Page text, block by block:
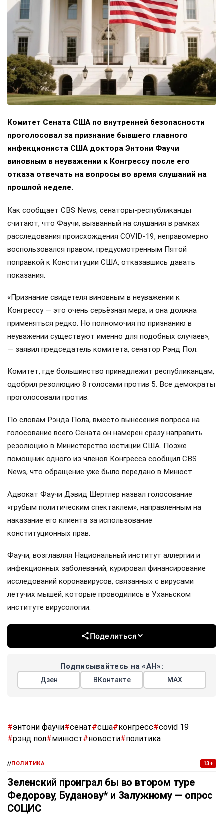
Комитет Сената США по внутренней безопасности
проголосовал за признание бывшего главного
инфекциониста США доктора Энтони Фаучи
виновным в неуважении к Конгрессу после его
отказа отвечать на вопросы во время слушаний на
прошлой неделе.
Как сообщает CBS News, сенаторы-республиканцы
считают, что Фаучи, вызванный на слушания в рамках
расследования происхождения COVID-19, неправомерно
воспользовался правом, предусмотренным Пятой
поправкой к Конституции США, отказавшись давать
показания.
«Признание свидетеля виновным в неуважении к
Конгрессу — это очень серьёзная мера, и она должна
применяться редко. Но полномочия по признанию в
неуважении существуют именно для подобных случаев»,
— заявил председатель комитета, сенатор Рэнд Пол.
Комитет, где большинство принадлежит республиканцам,
одобрил резолюцию 8 голосами против 5. Все демократы
проголосовали против.
По словам Рэнда Пола, вместо вынесения вопроса на
голосование всего Сената он намерен сразу направить
резолюцию в Министерство юстиции США. Позже
помощник одного из членов Конгресса сообщил CBS
News, что обращение уже было передано в Минюст.
Адвокат Фаучи Дэвид Шертлер назвал голосование
«грубым политическим спектаклем», направленным на
наказание его клиента за использование
конституционных прав.
Фаучи, возглавляя Национальный институт аллергии и
инфекционных заболеваний, курировал финансирование
исследований коронавирусов, связанных с вирусами
летучих мышей, которые проводились в Уханьском
институте вирусологии.
Поделиться
Подписывайтесь на «АН»:
Дзен ВКонтакте МАХ
#энтони фаучи#сенат#сша#конгресс#covid 19
#рэнд пол#минюст#новости#политика
//ПОЛИТИКА 13+
Зеленский проиграл бы во втором туре
Федорову, Буданову* и Залужному — опрос
СОЦИС